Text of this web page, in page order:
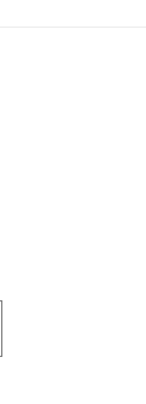
crezusparis/?